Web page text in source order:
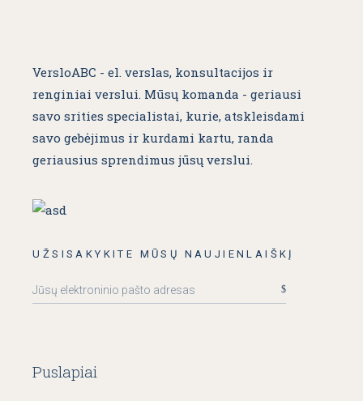
VersloABC - el. verslas, konsultacijos ir
renginiai verslui. Mūsų komanda - geriausi
savo srities specialistai, kurie, atskleisdami
savo gebėjimus ir kurdami kartu, randa
geriausius sprendimus jūsų verslui.
UŽSISAKYKITE MŪSŲ NAUJIENLAIŠKĮ
Puslapiai